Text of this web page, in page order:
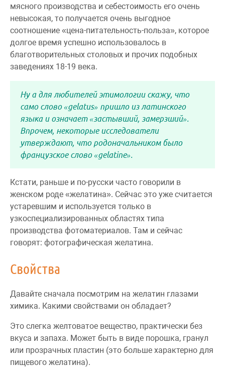
мясного производства и себестоимость его очень
невысокая, то получается очень выгодное
соотношение «цена-питательность-польза», которое
долгое время успешно использовалось в
благотворительных столовых и прочих подобных
заведениях 18-19 века.
Ну а для любителей этимологии скажу, что
само слово «gelatus» пришло из латинского
языка и означает «застывший, замерзший».
Впрочем, некоторые исследователи
утверждают, что родоначальником было
французское слово «gelatine».
Кстати, раньше и по-русски часто говорили в
женском роде «желатина». Сейчас это уже считается
устаревшим и используется только в
узкоспециализированных областях типа
производства фотоматериалов. Там и сейчас
говорят: фотографическая желатина.
Свойства
Давайте сначала посмотрим на желатин глазами
химика. Какими свойствами он обладает?
Это слегка желтоватое вещество, практически без
вкуса и запаха. Может быть в виде порошка, гранул
или прозрачных пластин (это больше характерно для
пищевого желатина).